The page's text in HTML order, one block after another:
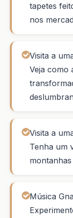
tapetes
nos
Visita a
Veja como
Visita a
Tenha um
Música